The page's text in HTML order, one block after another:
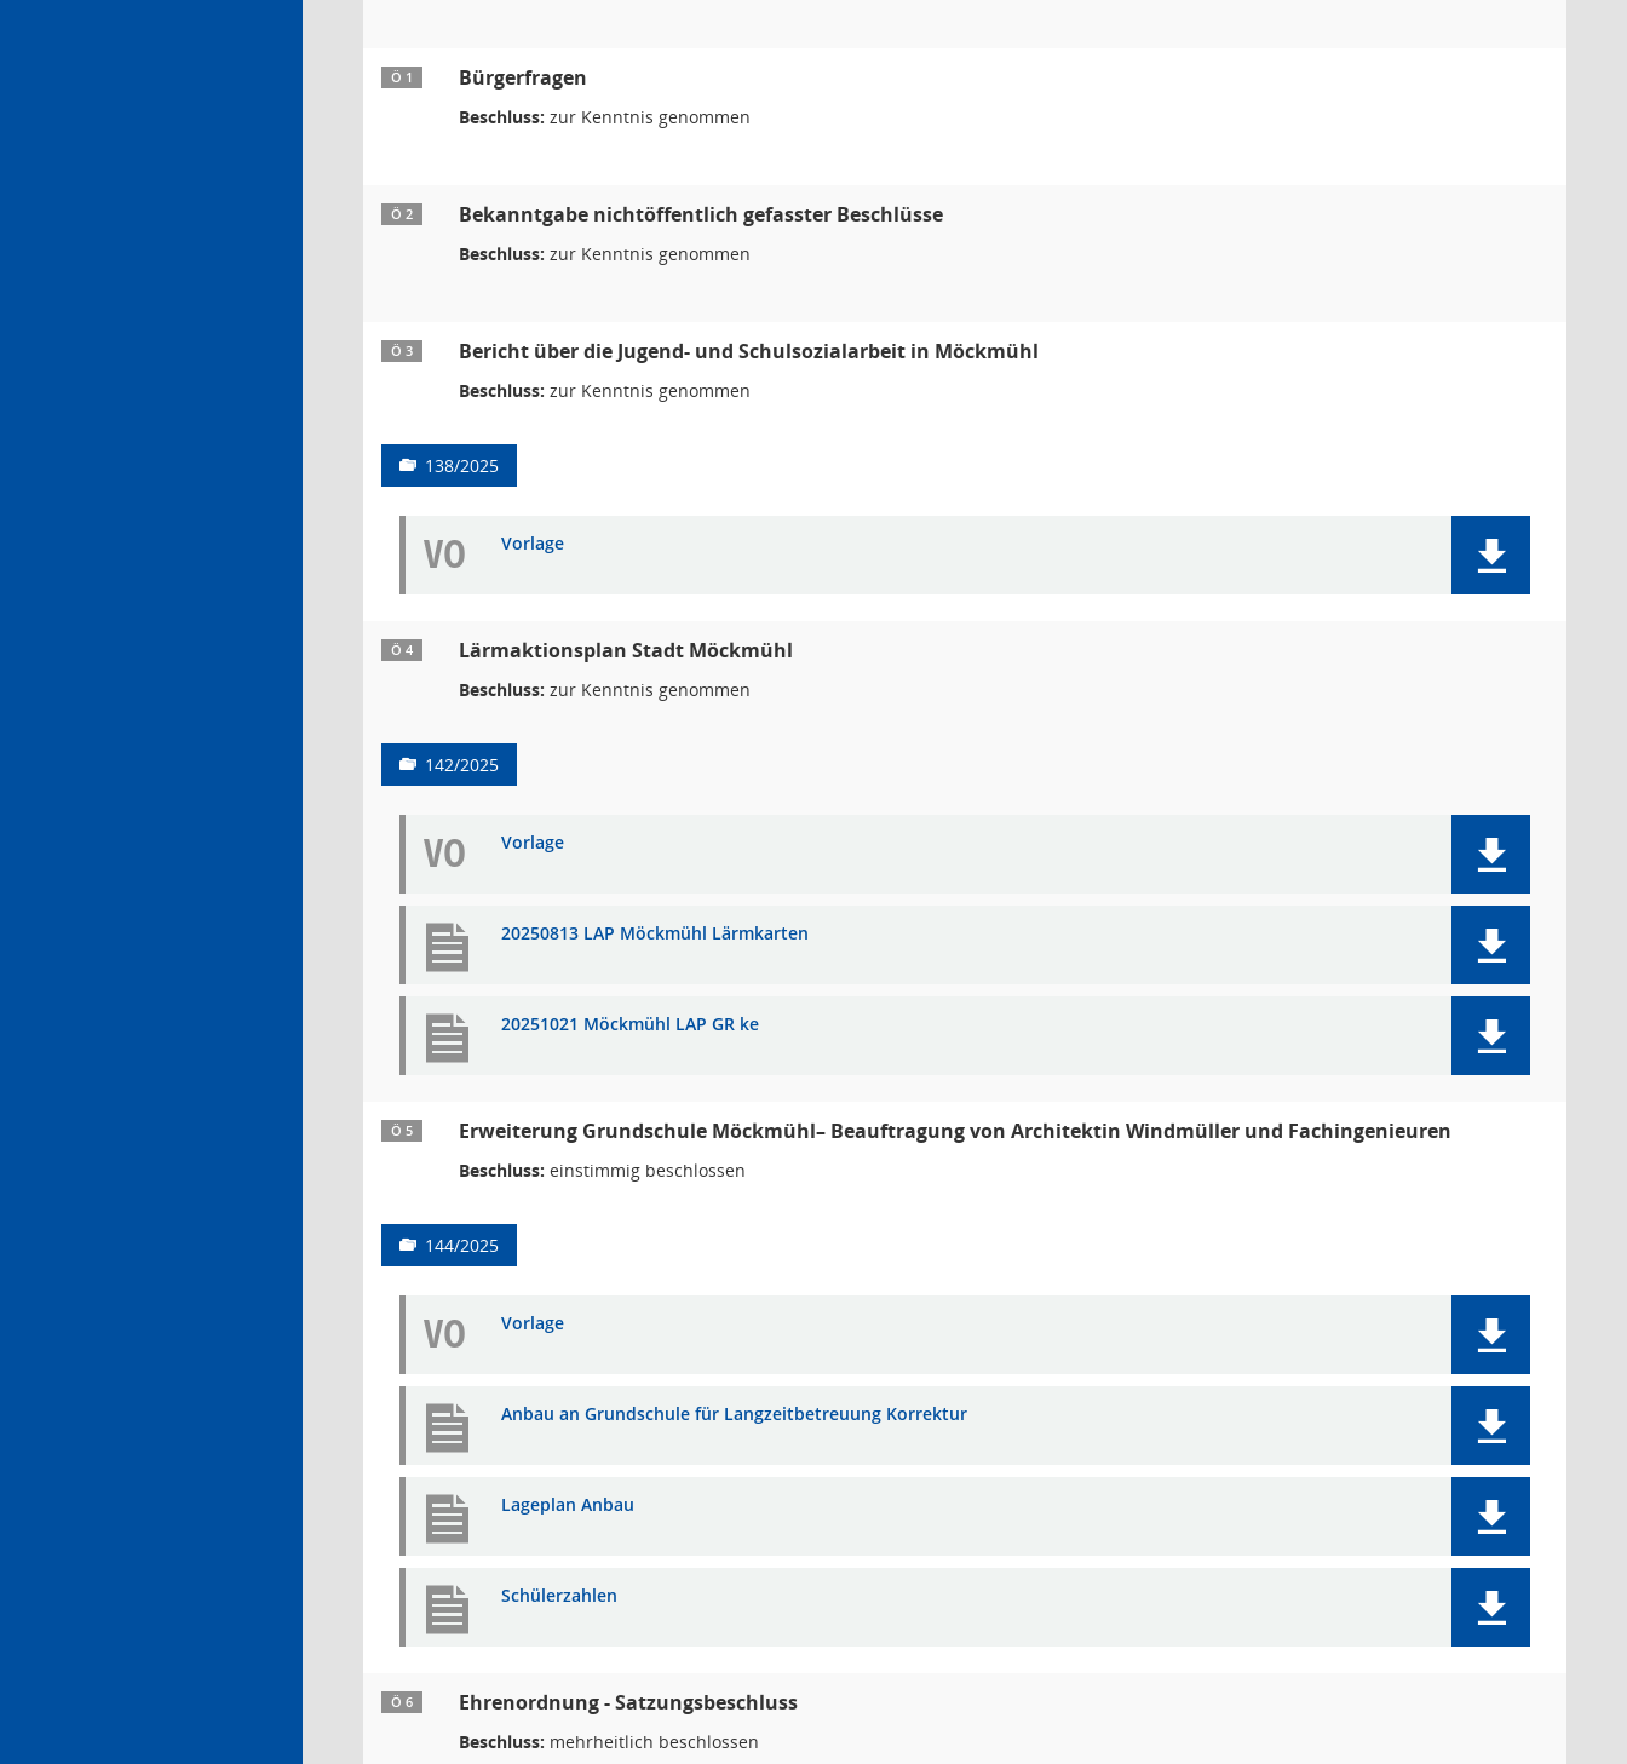
Ö 1 Bürgerfragen
Beschluss: zur Kenntnis genommen
Ö 2 Bekanntgabe nichtöffentlich gefasster Beschlüsse
Beschluss: zur Kenntnis genommen
Ö 3 Bericht über die Jugend- und Schulsozialarbeit in Möckmühl
Beschluss: zur Kenntnis genommen
138/2025
VO Vorlage
Ö 4 Lärmaktionsplan Stadt Möckmühl
Beschluss: zur Kenntnis genommen
142/2025
VO Vorlage
20250813 LAP Möckmühl Lärmkarten
20251021 Möckmühl LAP GR ke
Ö 5 Erweiterung Grundschule Möckmühl– Beauftragung von Architektin Windmüller und Fachingenieuren
Beschluss: einstimmig beschlossen
144/2025
VO Vorlage
Anbau an Grundschule für Langzeitbetreuung Korrektur
Lageplan Anbau
Schülerzahlen
Ö 6 Ehrenordnung - Satzungsbeschluss
Beschluss: mehrheitlich beschlossen